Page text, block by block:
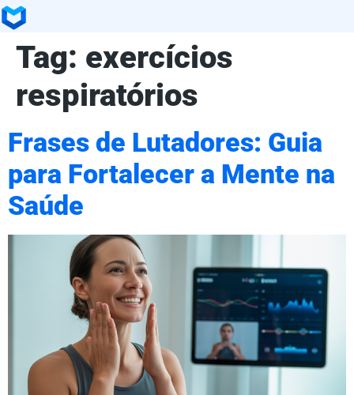
Tag: exercícios
respiratórios
Frases de Lutadores: Guia
para Fortalecer a Mente na
Saúde